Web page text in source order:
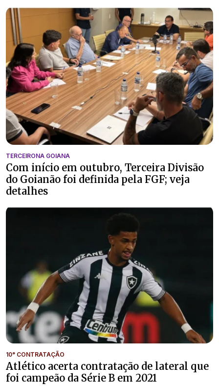
TERCEIRONA GOIANA
Com início em outubro, Terceira Divisão
do Goianão foi definida pela FGF; veja
detalhes
10° CONTRATAÇÃO
Atlético acerta contratação de lateral que
foi campeão da Série B em 2021